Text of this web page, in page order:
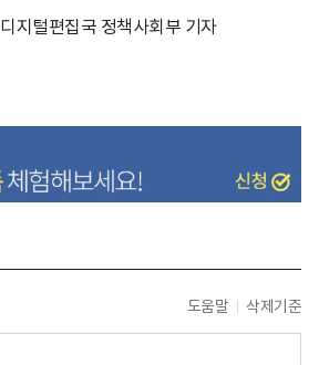
디지털편집국 정책사회부 기자
도움말 삭제기준